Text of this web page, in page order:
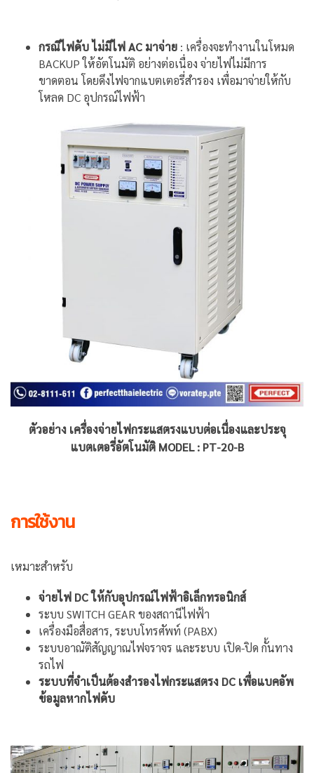
กรณีไฟดับ ไม่มีไฟ AC มาจ่าย : เครื่องจะทำงานในโหมด
BACKUP ให้อัตโนมัติ อย่างต่อเนื่อง จ่ายไฟไม่มีการ
ขาดตอน โดยดึงไฟจากแบตเตอรี่สำรอง เพื่อมาจ่ายให้กับ
โหลด DC อุปกรณ์ไฟฟ้า
ตัวอย่าง เครื่องจ่ายไฟกระแสตรงแบบต่อเนื่องและประจุ
แบตเตอรี่อัตโนมัติ MODEL : PT-20-B
การใช้งาน
เหมาะสำหรับ
จ่ายไฟ DC ให้กับอุปกรณ์ไฟฟ้าอิเล็กทรอนิกส์
ระบบ SWITCH GEAR ของสถานีไฟฟ้า
เครื่องมือสื่อสาร, ระบบโทรศัพท์ (PABX)
ระบบอาณัติสัญญาณไฟจราจร และระบบ เปิด-ปิด กั้นทาง
รถไฟ
ระบบที่จำเป็นต้องสำรองไฟกระแสตรง DC เพื่อแบคอัพ
ข้อมูลหากไฟดับ